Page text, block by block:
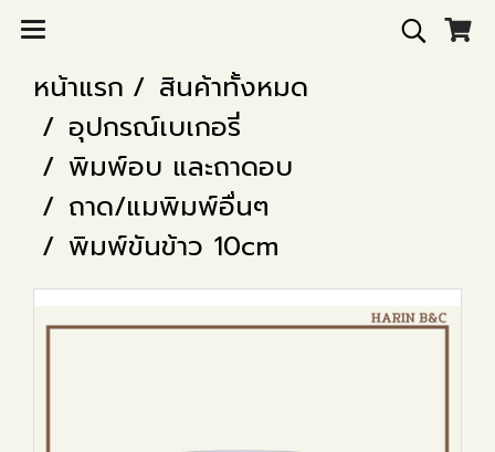
หน้าแรก
สินค้าทั้งหมด
อุปกรณ์เบเกอรี่
พิมพ์อบ และถาดอบ
ถาด/แมพิมพ์อื่นๆ
พิมพ์ขันข้าว 10cm